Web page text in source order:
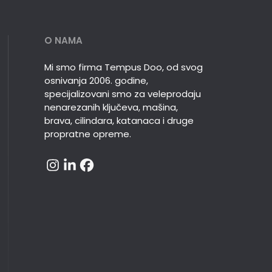
O NAMA
Mi smo firma Tempus Doo, od svog
osnivanja 2006. godine,
specijalizovani smo za veleprodaju
nenarezanih ključeva, mašina,
brava, cilindara, katanaca i druge
propratne opreme.